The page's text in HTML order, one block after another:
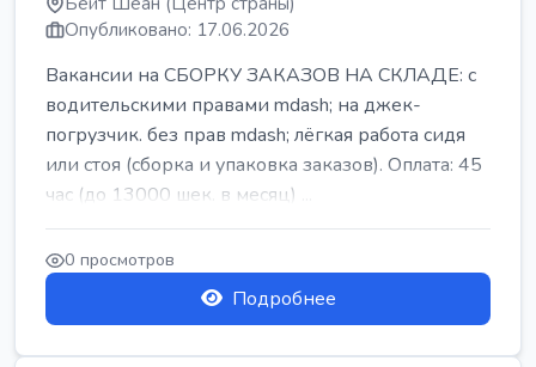
Опубликовано: 17.06.2026
Вакансии на СБОРКУ ЗАКАЗОВ НА СКЛАДЕ: с
водительскими правами mdash; на джек-
погрузчик. без прав mdash; лёгкая работа сидя
или стоя (сборка и упаковка заказов). Оплата: 45
час (до 13000 шек. в месяц) ...
0 просмотров
Подробнее